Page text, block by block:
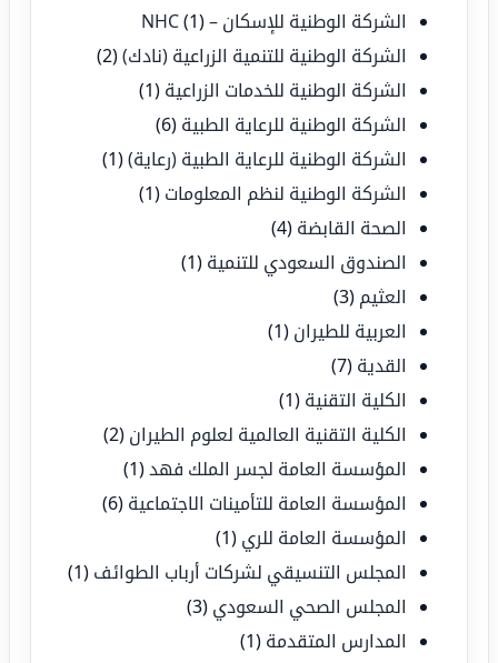
الشركة الوطنية للإسكان – NHC(1)
الشركة الوطنية للتنمية الزراعية (نادك)(2)
الشركة الوطنية للخدمات الزراعية (1)
الشركة الوطنية للرعاية الطبية (6)
الشركة الوطنية للرعاية الطبية (رعاية)(1)
الشركة الوطنية لنظم المعلومات (1)
الصحة القابضة (4)
الصندوق السعودي للتنمية (1)
العثيم (3)
العربية للطيران (1)
القدية (7)
الكلية التقنية (1)
الكلية التقنية العالمية لعلوم الطيران (2)
المؤسسة العامة لجسر الملك فهد(1)
المؤسسة العامة للتأمينات الاجتماعية (6)
المؤسسة العامة للري (1)
المجلس التنسيقي لشركات أرباب الطوائف (1)
المجلس الصحي السعودي (3)
المدارس المتقدمة (1)